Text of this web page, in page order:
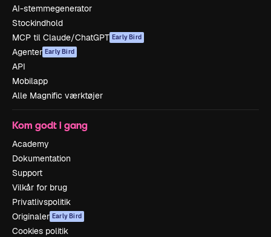
AI-stemmegenerator
Stockindhold
MCP til Claude/ChatGPT Early Bird
Agenter Early Bird
API
Mobilapp
Alle Magnific værktøjer
Kom godt i gang
Academy
Dokumentation
Support
Vilkår for brug
Privatlivspolitik
Originaler Early Bird
Cookies politik